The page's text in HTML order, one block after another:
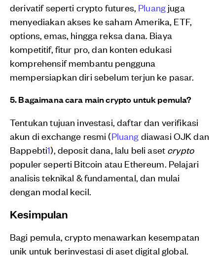
derivatif seperti crypto futures, Pluang juga
menyediakan akses ke saham Amerika, ETF,
options, emas, hingga reksa dana. Biaya
kompetitif, fitur pro, dan konten edukasi
komprehensif membantu pengguna
mempersiapkan diri sebelum terjun ke pasar.
5. Bagaimana cara main crypto untuk pemula?
Tentukan tujuan investasi, daftar dan verifikasi
akun di exchange resmi (Pluang diawasi OJK dan
Bappebti1), deposit dana, lalu beli aset crypto
populer seperti Bitcoin atau Ethereum. Pelajari
analisis teknikal & fundamental, dan mulai
dengan modal kecil.
Kesimpulan
Bagi pemula, crypto menawarkan kesempatan
unik untuk berinvestasi di aset digital global.